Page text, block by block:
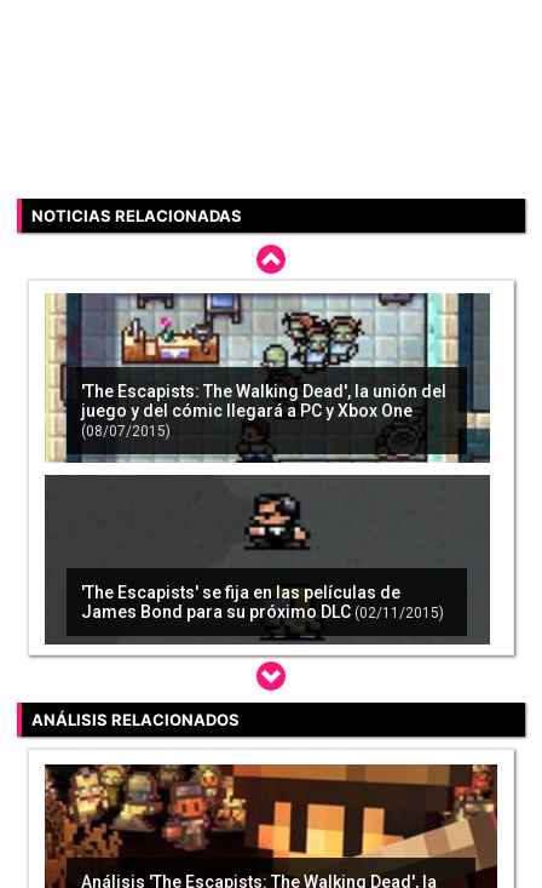
NOTICIAS RELACIONADAS
'The Escapists: The Walking Dead', la unión del
juego y del cómic llegará a PC y Xbox One
(08/07/2015)
'The Escapists' se fija en las películas de
James Bond para su próximo DLC (02/11/2015)
'The Escapists: The Walking Dead' llegará el
mes que viene a PS4
ANÁLISIS RELACIONADOS
Análisis 'The Escapists: The Walking Dead', la